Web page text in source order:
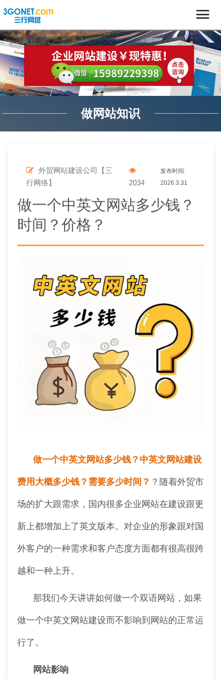
做网站知识
外贸网站建设公司【三
行网络】
2034
发布时间:
2026.3.31
做一个中英文网站多少钱？
时间？价格？
做一个中英文网站多少钱？中英文网站建设
费用大概多少钱？需要多少时间？ ？随着外贸市
场的扩大跟需求，国内很多企业网站在建设跟更
新上都增加上了英文版本。对企业的形象跟对国
外客户的一种需求和客户态度方面都有很高很跨
越和一种上升。
那我们今天讲讲如何做一个双语网站，如果
做一个中英文网站建设而不影响到网站的正常运
行了。
网站影响